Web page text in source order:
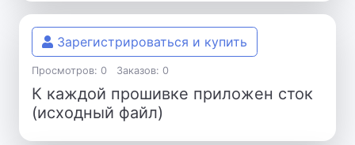
Зарегистрироваться и купить
Просмотров: 0 Заказов: 0
К каждой прошивке приложен сток
(исходный файл)